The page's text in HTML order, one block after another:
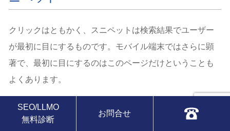
クリックはともかく、スニペットは検索結果でユーザー
が最初に目にするものです。モバイル端末ではさらに顕
著で、最初に目にするのはこのページだけということも
よくあります。
SEO/LLMO
無料診断
お問合せ